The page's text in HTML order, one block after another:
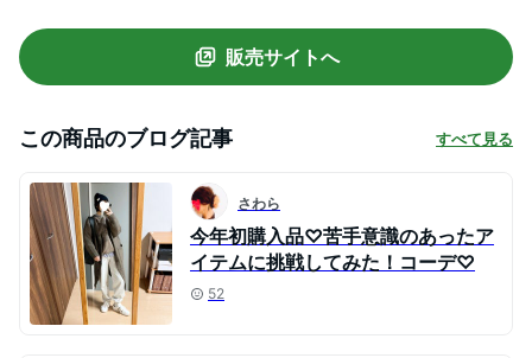
販売サイトへ
この商品のブログ記事 すべて見る
さわら
今年初購入品♡苦手意識のあったア
イテムに挑戦してみた！コーデ♡
52